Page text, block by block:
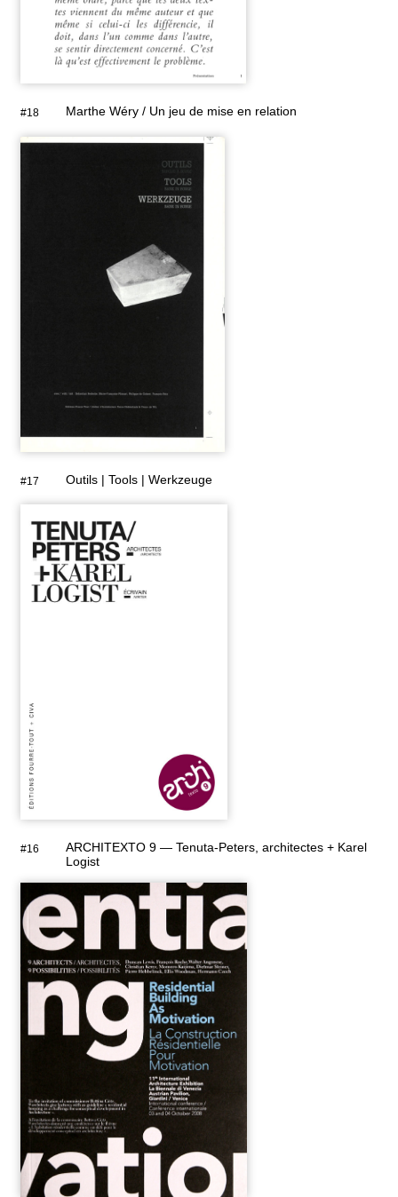
#18 Marthe Wéry / Un jeu de mise en relation
#17 Outils | Tools | Werkzeuge
#16
ARCHITEXTO 9 — Tenuta-Peters, architectes + Karel
Logist